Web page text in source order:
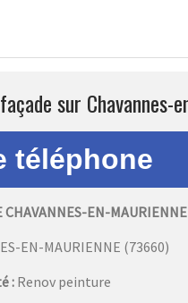
sur Chavannes-
CHAVANNES-EN-MAURIENNE
EN-MAURIENNE (73660)
: Renov peinture